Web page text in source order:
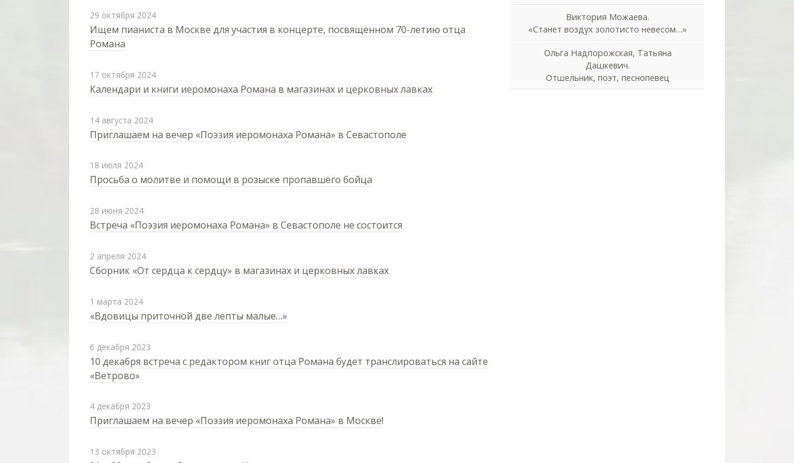
29 октября 2024
Ищем пианиста в Москве для участия в концерте, посвящённом 70-летию отца
Романа
17 октября 2024
Календари и книги иеромонаха Романа в магазинах и церковных лавках
14 августа 2024
Приглашаем на вечер «Поэзия иеромонаха Романа» в Севастополе
18 июля 2024
Просьба о молитве и помощи в розыске пропавшего бойца
28 июня 2024
Встреча «Поэзия иеромонаха Романа» в Севастополе не состоится
2 апреля 2024
Сборник «От сердца к сердцу» в магазинах и церковных лавках
1 марта 2024
«Вдовицы приточной две лепты малые…»
6 декабря 2023
10 декабря встреча с редактором книг отца Романа будет транслироваться на сайте
«Ветрово»
4 декабря 2023
Приглашаем на вечер «Поэзия иеромонаха Романа» в Москве!
13 октября 2023
Виктория Можаева.
«Станет воздух золотисто невесом…»
Ольга Надпорожская, Татьяна
Дашкевич.
Отшельник, поэт, песнопевец